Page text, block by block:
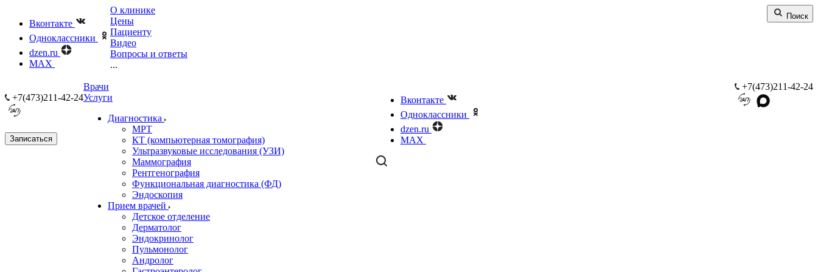
Вконтакте
Одноклассники
dzen.ru
MAX
Поиск
О клинике
Цены
Пациенту
Видео
Вопросы и ответы
...
+7(473)211-42-24
+7(473)211-42-24
Записаться
Врачи
Услуги
Диагностика
МРТ
КТ (компьютерная томография)
Ультразвуковые исследования (УЗИ)
Маммография
Рентгенография
Функциональная диагностика (ФД)
Эндоскопия
Прием врачей
Детское отделение
Дерматолог
Эндокринолог
Пульмонолог
Андролог
Вконтакте
Одноклассники
dzen.ru
MAX